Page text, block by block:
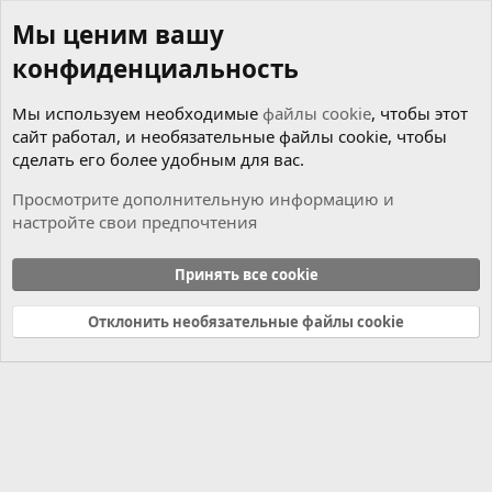
Cookies
Russian (RU)
Связь с нами
Условия и правила
Политика конфиденциальности
Справка Главная
R
Мы ценим вашу
конфиденциальность
Мы используем необходимые файлы cookie, чтобы этот
сайт работал, и необязательные файлы cookie, чтобы
сделать его более удобным для вас.
Просмотрите дополнительную информацию и
настройте свои предпочтения
Принять все cookie
Отклонить необязательные файлы cookie